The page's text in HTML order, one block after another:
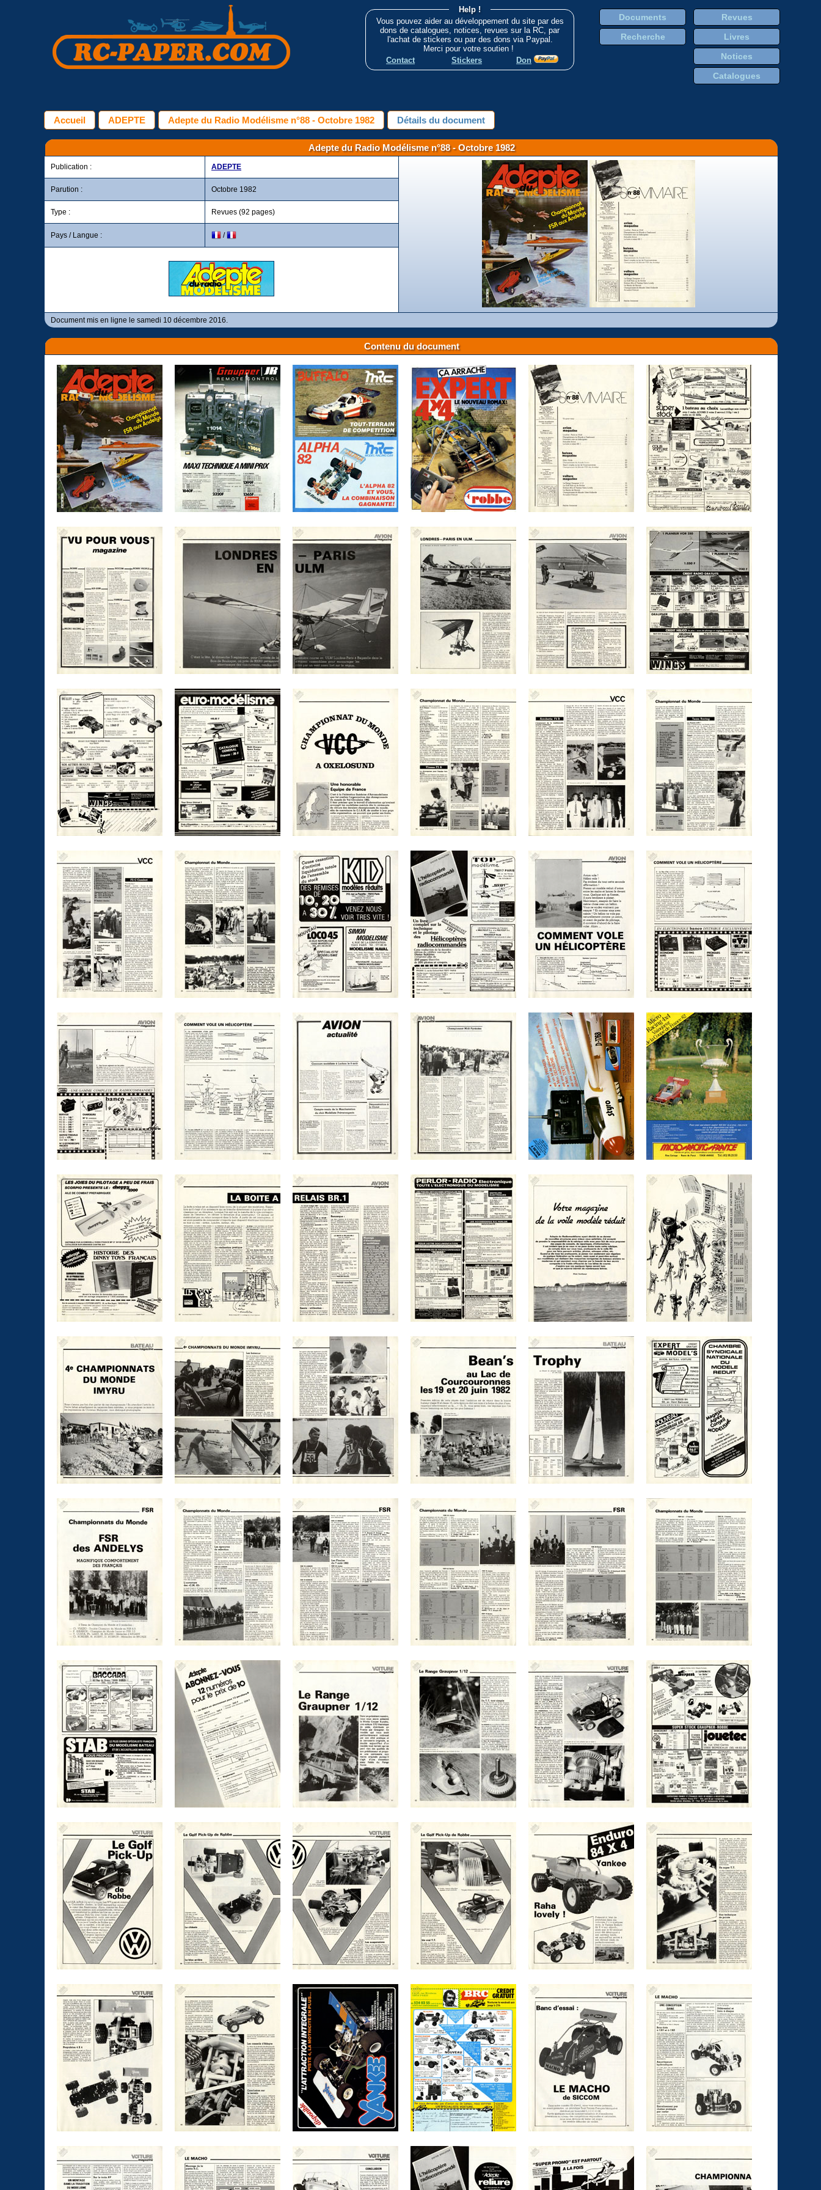
Help !
Vous pouvez aider au développement du site par des
dons de catalogues, notices, revues sur la RC, par
l'achat de stickers ou par des dons via Paypal.
Merci pour votre soutien !
Contact
Stickers Don
Documents
Recherche
Revues
Livres
Notices
Catalogues
Accueil ADEPTE Adepte du Radio Modélisme n°88 - Octobre 1982 Détails du document
Adepte du Radio Modélisme n°88 - Octobre 1982
Publication : ADEPTE
Parution : Octobre 1982
Type : Revues (92 pages)
Pays / Langue : /
Document mis en ligne le samedi 10 décembre 2016.
Contenu du document